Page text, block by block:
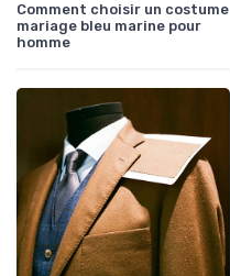
Comment choisir un costume
mariage bleu marine pour
homme